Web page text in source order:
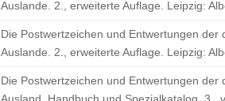
Auslande. 2., erweiterte Auflage. Leipzig:
Die Postwertzeichen und Entwertungen
Auslande. 2., erweiterte Auflage. Leipzig:
Die Postwertzeichen und Entwertungen